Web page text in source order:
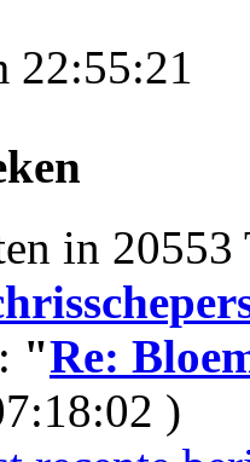
22:55:21
in
"Re:
)